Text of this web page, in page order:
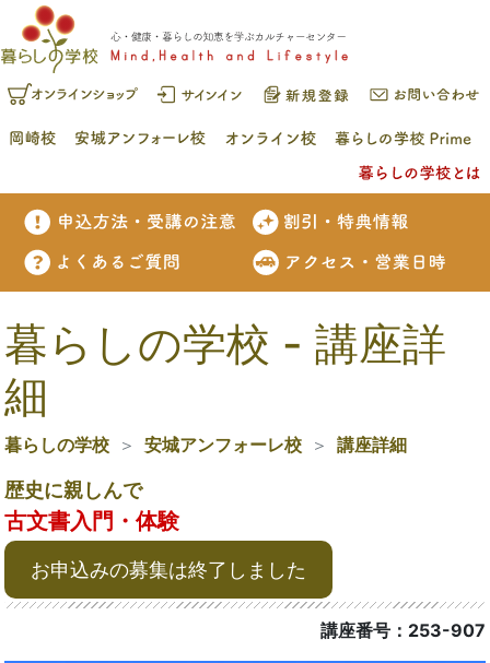
暮らしの学校 - 講座詳
細
暮らしの学校 安城アンフォーレ校 講座詳細
歴史に親しんで
古文書入門・体験
お申込みの募集は終了しました
講座番号：253-907